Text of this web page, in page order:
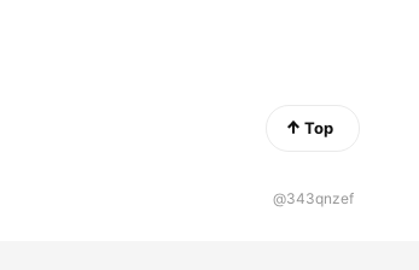
Top
@343qnzef